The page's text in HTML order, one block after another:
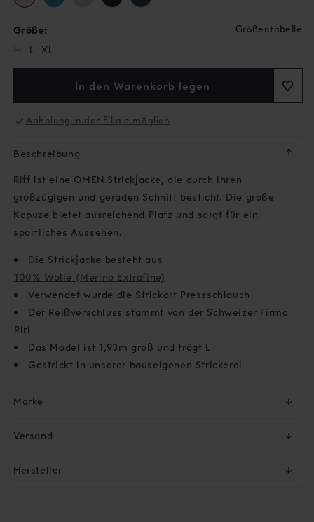
Größentabelle
Größe:
Variante
ausverkauft
oder
L XL
In den Warenkorb legen
Abholung in der Filiale möglich
Beschreibung ↓
Riff ist eine OMEN Strickjacke, die durch ihren
großzügigen und geraden Schnitt besticht. Die große
Kapuze bietet ausreichend Platz und sorgt für ein
sportliches Aussehen.
Die Strickjacke besteht aus
100% Wolle (Merino Extrafine)
Verwendet wurde die Strickart Pressschlauch
Der Reißverschluss stammt von der Schweizer Firma
Riri
Das Model ist 1,93m groß und trägt L
Gestrickt in unserer hauseigenen Strickerei
Marke ↓
Versand ↓
Hersteller ↓